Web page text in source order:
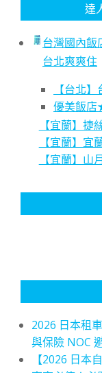
達
台灣國內飯
台北爽爽住
【台北
優美飯
【宜蘭】捷
【宜蘭】
【宜蘭】
2026 日本租
與保險 NOC
【2026 日本